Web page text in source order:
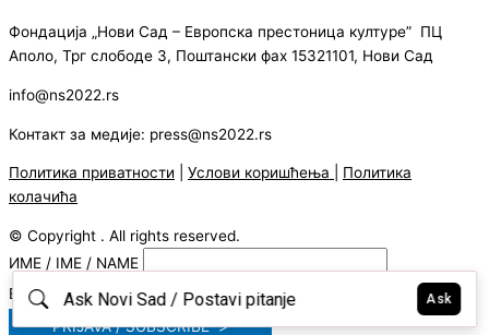
Фондација „Нови Сад – Европска престоница културе” ПЦ
Аполо, Трг слободе 3, Поштански фах 15321101, Нови Сад
info@ns2022.rs
Контакт за медије: press@ns2022.rs
Политика приватности Услови коришћења
Политика
колачића
© Copyright . All rights reserved.
ИМЕ / IME / NAME
E-MAIL